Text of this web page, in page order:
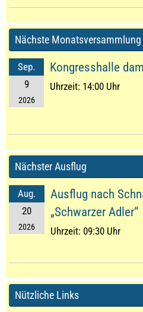
Nächste Monatsversammlung
Sep.
9
2026
Kongresshalle
Uhrzeit: 14:00 Uhr
Nächster Ausflug
Aug.
20
2026
Ausflug nach
„Schwarzer Adler“
Uhrzeit: 09:30 Uhr
Nützliche Links